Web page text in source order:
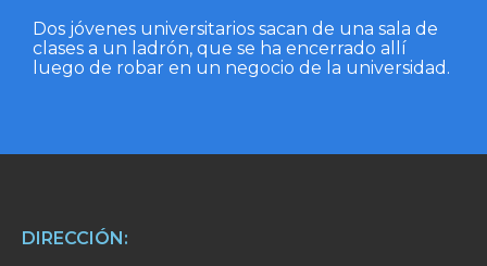
Dos jóvenes universitarios sacan de una sala de
clases a un ladrón, que se ha encerrado allí
luego de robar en un negocio de la universidad.
DIRECCIÓN: